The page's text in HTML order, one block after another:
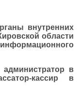
внутренних
области
в
кассир в